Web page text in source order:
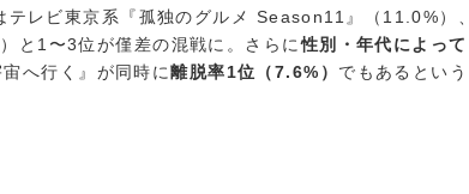
テレビ東京系『孤独のグルメ Season11』（11.0%）、
と1〜3位が僅差の混戦に。さらに性別・年代によって
へ行く』が同時に離脱率1位（7.6%） でもあるという